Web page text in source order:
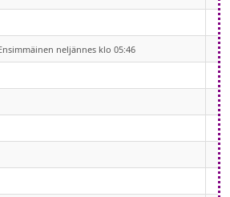
neljännes klo 05:46